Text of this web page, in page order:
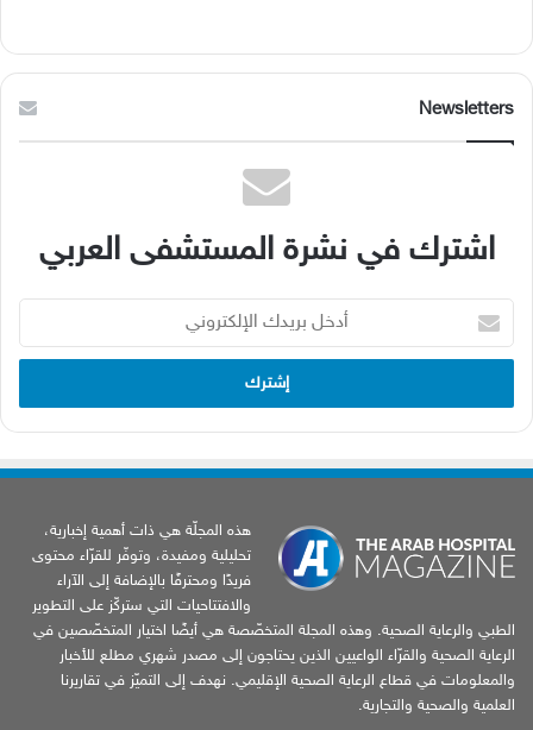
Newsletters
اشترك في نشرة المستشفى العربي
بريدك
الإلكتروني
هذه المجلّة هي ذات أهمية إخبارية،
تحليلية ومفيدة، وتوفّر للقرّاء محتوى
فريدًا ومحترفًا بالإضافة إلى الآراء
والافتتاحيات التي ستركّز على التطوير
الطبي والرعاية الصحية. وهذه المجلة المتخصّصة هي أيضًا اختيار المتخصّصين في
الرعاية الصحية والقرّاء الواعيين الذين يحتاجون إلى مصدر شهري مطلع للأخبار
والمعلومات في قطاع الرعاية الصحية الإقليمي. نهدف إلى التميّز في تقاريرنا
العلمية والصحية والتجارية.